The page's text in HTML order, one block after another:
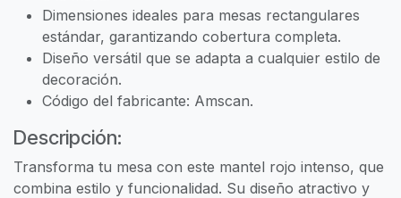
Dimensiones ideales para mesas rectangulares
estándar, garantizando cobertura completa.
Diseño versátil que se adapta a cualquier estilo de
decoración.
Código del fabricante: Amscan.
Descripción:
Transforma tu mesa con este mantel rojo intenso, que
combina estilo y funcionalidad. Su diseño atractivo y